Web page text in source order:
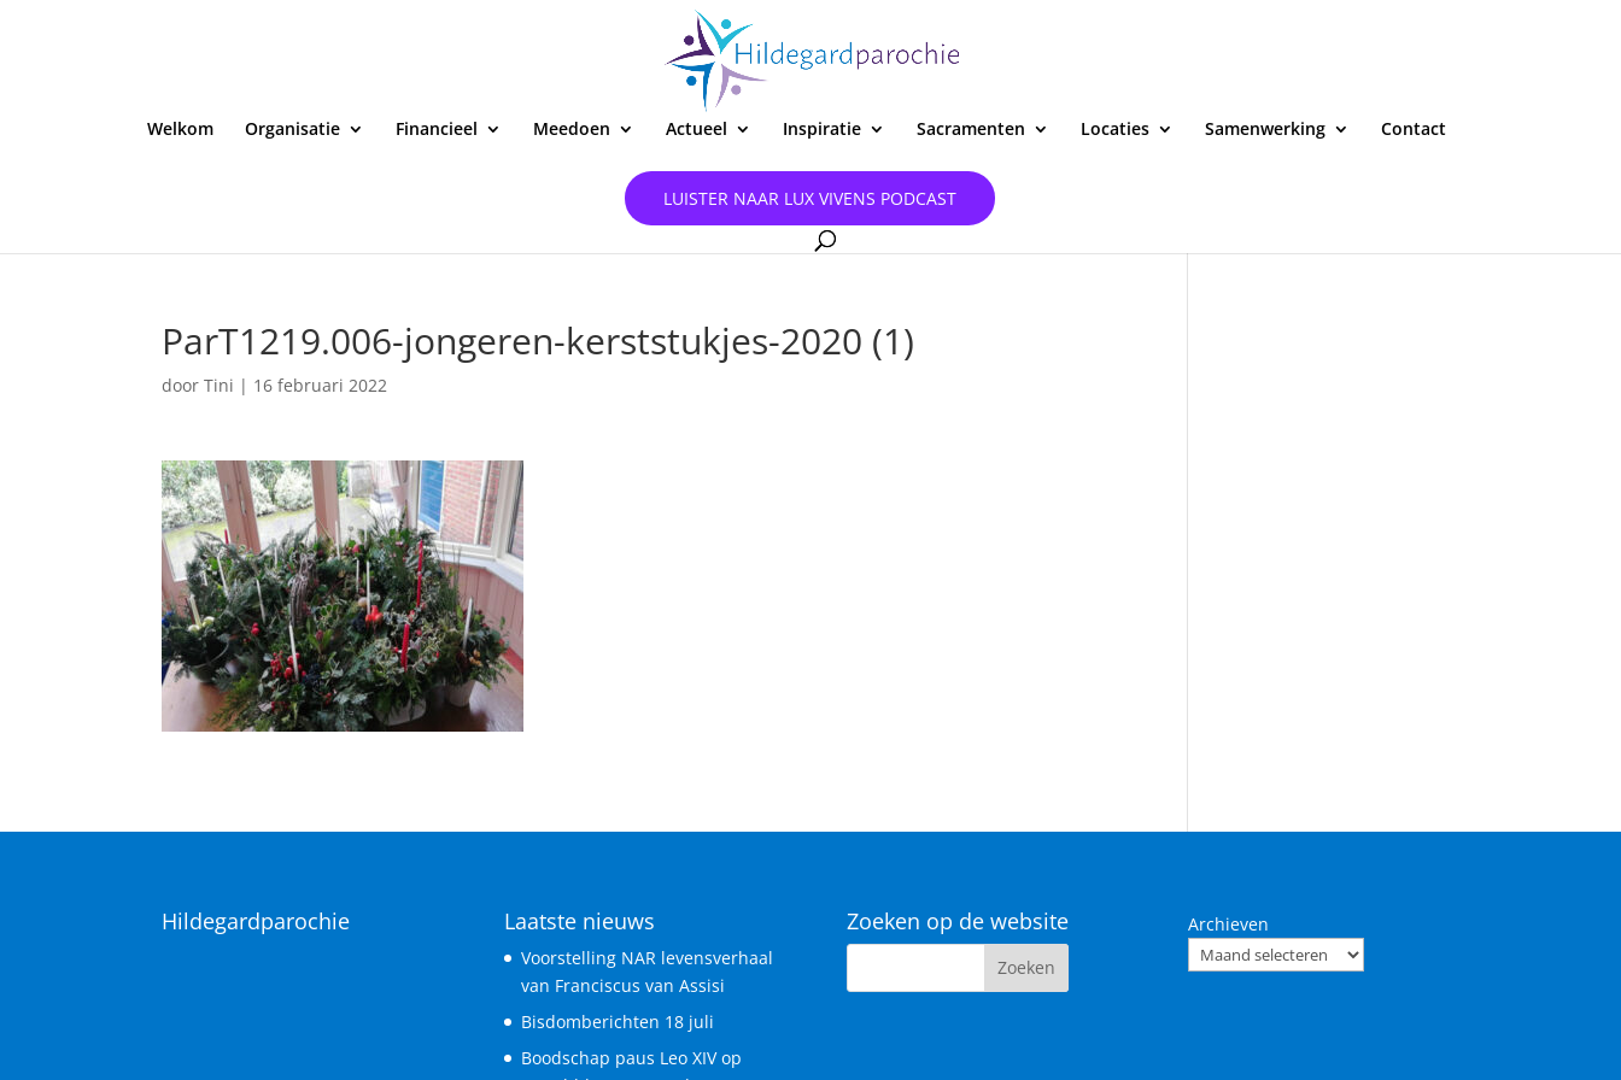
Welkom Organisatie Financieel Meedoen Actueel Inspiratie Sacramenten Locaties Samenwerking Contact
LUISTER NAAR LUX VIVENS PODCAST
ParT1219.006-jongeren-kerststukjes-2020 (1)
doorTini | 16 februari 2022
Hildegardparochie Laatste nieuws
Voorstelling NAR levensverhaal
van Franciscus van Assisi
Bisdomberichten 18 juli
Boodschap paus Leo XIV op
Zoeken op de website Archieven